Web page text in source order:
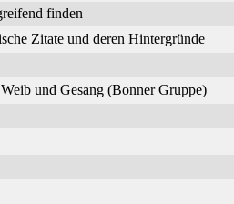
finden
Zitate und deren Hintergründe
und Gesang (Bonner Gruppe)